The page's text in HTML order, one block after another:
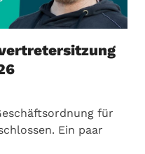
für
Ein paar